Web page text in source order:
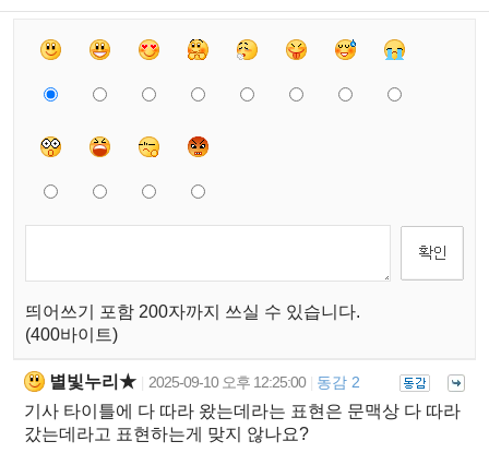
띄어쓰기 포함 200자까지 쓰실 수 있습니다.
(400바이트)
별빛누리★ 2025-09-10 오후 12:25:00 동감 2
기사 타이틀에 다 따라 왔는데라는 표현은 문맥상 다 따라
갔는데라고 표현하는게 맞지 않나요?